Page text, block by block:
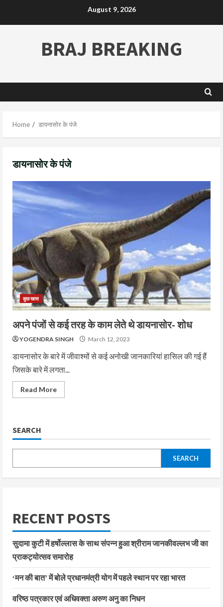
August 9, 2026
BRAJ BREAKING
Home डायनासोर के पंजे
डायनासोर के पंजे
कुछ खास
अपने पंजों से कई तरह के काम लेते थे डायनासोर- शोध
YOGENDRA SINGH March 12, 2023
डायनासोर के बारे में जीवाश्मों से कई अनोखी जानकारियां हासिल की गई हैं
जिसके बारे में लगता...
Read More
SEARCH
SEARCH
RECENT POSTS
सुदामा कुटी में हर्षोल्लास के साथ संपन्न हुआ श्रीराम जानकीवल्लभ जी का
प्राकट्योत्सव समारोह
‘मन की बात’ में बोले प्रधानमंत्री योग में पहले स्थान पर रहा भारत
वरिष्ठ पत्रकार एवं अधिवक्ता अरुण अनु का निधन